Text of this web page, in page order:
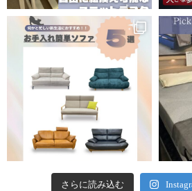
さらに読み込む